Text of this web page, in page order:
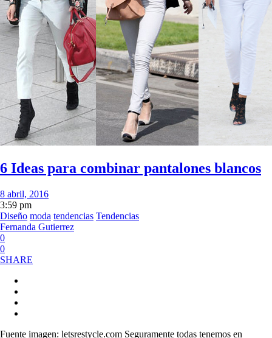
6 Ideas para combinar pantalones blancos
8 abril, 2016
3:59 pm
Diseño moda tendencias Tendencias
Fernanda Gutierrez
0
0
SHARE
Fuente imagen: letsrestycle.com Seguramente todas tenemos en